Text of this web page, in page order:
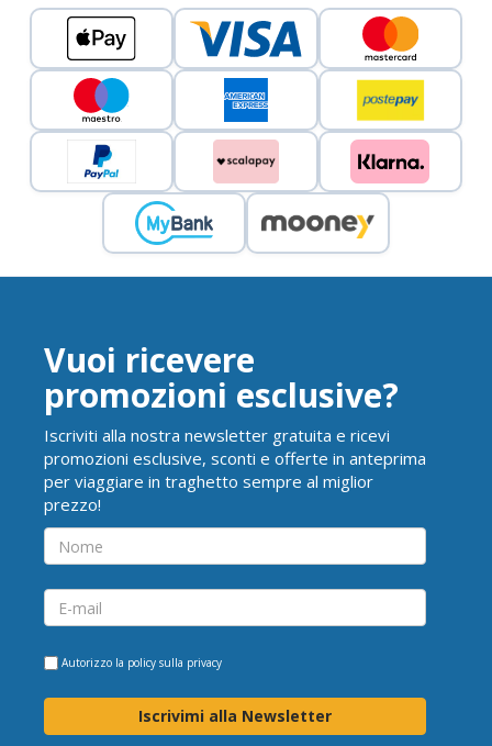
Vuoi ricevere
promozioni esclusive?
Iscriviti alla nostra newsletter gratuita e ricevi
promozioni esclusive, sconti e offerte in anteprima
per viaggiare in traghetto sempre al miglior
prezzo!
Autorizzo la policy sulla privacy
Iscrivimi alla Newsletter